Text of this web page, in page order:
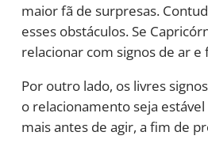
maior fã de surpresas.
esses obstáculos. Se
relacionar com signos de ar e
Por outro lado, os livres
o relacionamento seja
mais antes de agir, a fim de